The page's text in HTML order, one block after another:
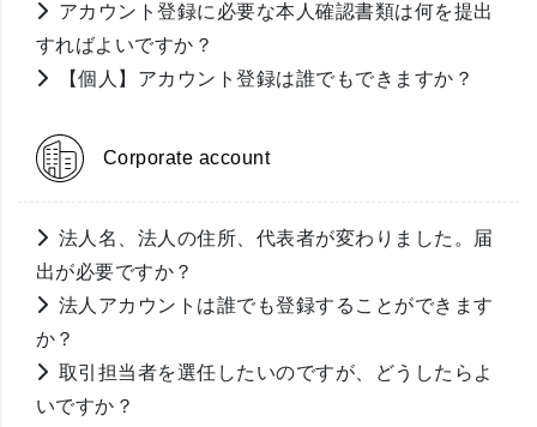
アカウント登録に必要な本人確認書類は何を提出
すればよいですか？
【個人】アカウント登録は誰でもできますか？
Corporate account
法人名、法人の住所、代表者が変わりました。届
出が必要ですか？
法人アカウントは誰でも登録することができます
か？
取引担当者を選任したいのですが、どうしたらよ
いですか？